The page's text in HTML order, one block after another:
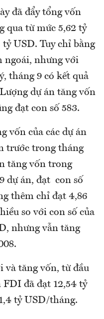
đã đẩy tổng vốn
qua từ mức 5,62 tỷ
USD. Tuy chỉ bằng
ngoái, nhưng với
tháng 9 có kết quả
dự án tăng vốn
đạt con số 583.
vốn của các dự án
trước trong tháng
tăng vốn trong
dự án, đạt con số
thêm chỉ đạt 4,86
so với con số của
nhưng vẫn tăng
và tăng vốn, từ đầu
đã đạt 12,54 tỷ
tỷ USD/tháng.